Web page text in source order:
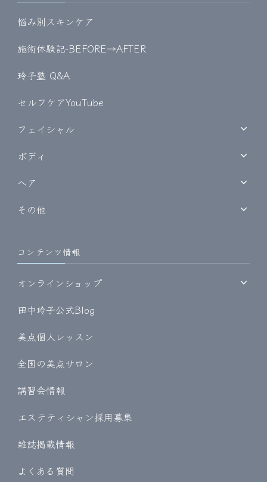
悩み別スキンケア
施術体験記-BEFORE→AFTER
玲子塾 Q&A
セルフケアYouTube
フェイシャル
ボディ
ヘア
その他
コンテンツ情報
オンラインショップ
田中玲子公式Blog
美点個人レッスン
全国の美点サロン
講習会情報
エステティシャン採用募集
雑誌掲載情報
よくある質問